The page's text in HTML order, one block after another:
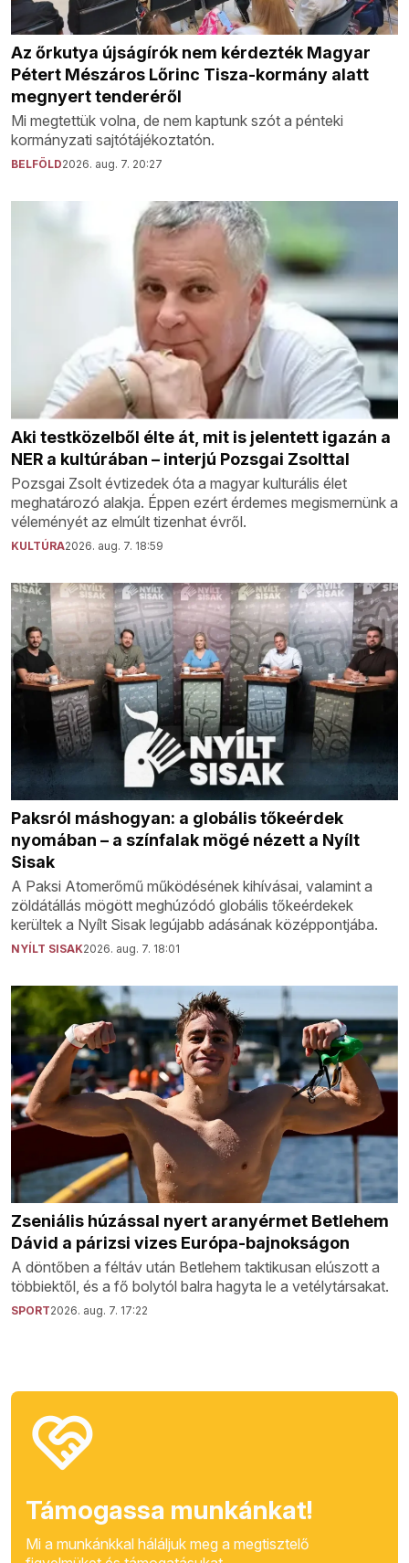
Az őrkutya újságírók nem kérdezték Magyar
Pétert Mészáros Lőrinc Tisza-kormány alatt
megnyert tenderéről
Mi megtettük volna, de nem kaptunk szót a pénteki
kormányzati sajtótájékoztatón.
BELFÖLD2026. aug. 7. 20:27
Aki testközelből élte át, mit is jelentett igazán a
NER a kultúrában – interjú Pozsgai Zsolttal
Pozsgai Zsolt évtizedek óta a magyar kulturális élet
meghatározó alakja. Éppen ezért érdemes megismernünk a
véleményét az elmúlt tizenhat évről.
KULTÚRA2026. aug. 7. 18:59
Paksról máshogyan: a globális tőkeérdek
nyomában – a színfalak mögé nézett a Nyílt
Sisak
A Paksi Atomerőmű működésének kihívásai, valamint a
zöldátállás mögött meghúzódó globális tőkeérdekek
kerültek a Nyílt Sisak legújabb adásának középpontjába.
NYÍLT SISAK2026. aug. 7. 18:01
Zseniális húzással nyert aranyérmet Betlehem
Dávid a párizsi vizes Európa-bajnokságon
A döntőben a féltáv után Betlehem taktikusan elúszott a
többiektől, és a fő bolytól balra hagyta le a vetélytársakat.
SPORT2026. aug. 7. 17:22
Támogassa munkánkat!
Mi a munkánkkal háláljuk meg a megtisztelő